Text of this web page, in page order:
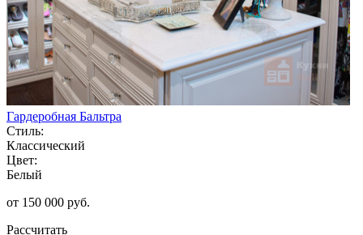
Гардеробная Бальтра
Стиль:
Классический
Цвет:
Белый
от 150 000 руб.
Рассчитать